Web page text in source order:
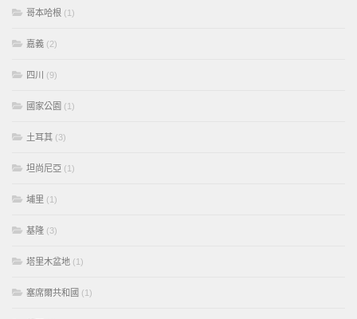
哥本哈根 (1)
嘉義 (2)
四川 (9)
國家公園 (1)
土耳其 (3)
坦尚尼亞 (1)
埔里 (1)
基隆 (3)
塔里木盆地 (1)
塞席爾共和國 (1)